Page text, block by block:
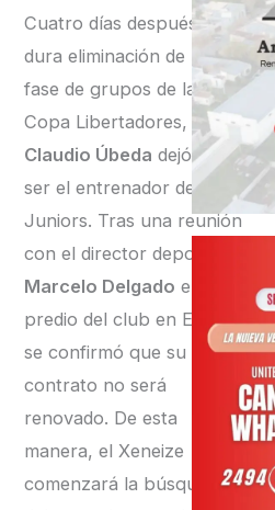
Cuatro días después de la
dura eliminación de la
fase de grupos de la
Copa Libertadores,
Claudio Úbeda dejó de
ser el entrenador de Boca
Juniors. Tras una reunión
con el director deportivo
Marcelo Delgado en el
predio del club en Ezeiza,
se confirmó que su
contrato no será
renovado. De esta
manera, el Xeneize
comenzará la búsqueda